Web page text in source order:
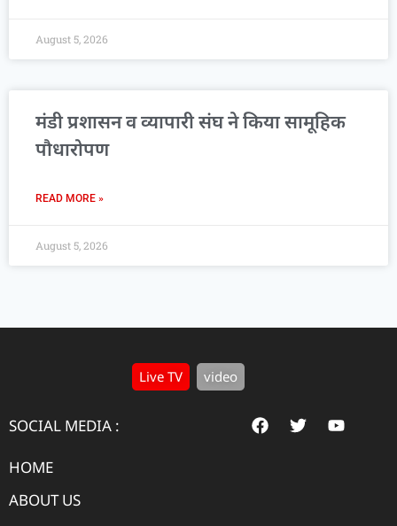
August 5, 2026
मंडी प्रशासन व व्यापारी संघ ने किया सामूहिक
पौधारोपण
READ MORE »
August 5, 2026
Live TV video
SOCIAL MEDIA :
HOME
ABOUT US